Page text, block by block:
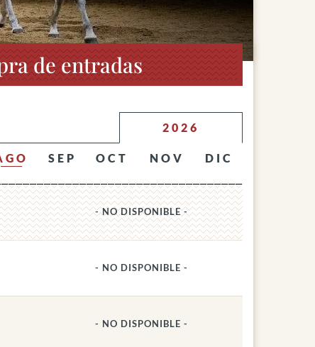
de entradas
2026
SEP OCT NOV DIC
- NO DISPONIBLE -
- NO DISPONIBLE -
- NO DISPONIBLE -